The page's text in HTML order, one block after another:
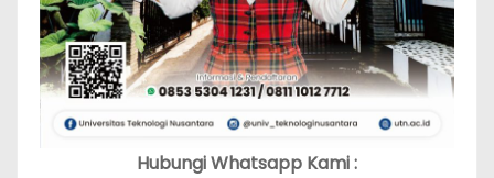
Hubungi Whatsapp Kami :